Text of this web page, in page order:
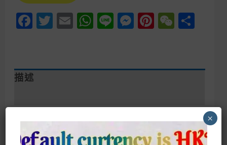
Facebook
Twitter
EmailWhatsApp
LineMessenger
描述
【
異星降臨警告！3D收藏級擺件限量發
「異形地球」Xenomorph Alien
×